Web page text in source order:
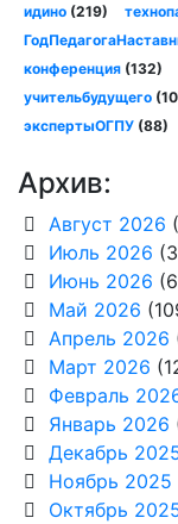
идино(219)
конференция(132)
учительбудущего
экспертыОГПУ(88)
Архив:
Август 2026
Июль 2026
Июнь 2026
Май 2026
Апрель 2026
Март 2026
Февраль
Январь 2026
Декабрь
Ноябрь 2025
Октябрь